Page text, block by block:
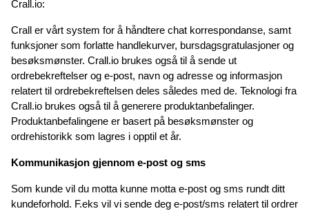
Crall.io:
Crall er vårt system for å håndtere chat korrespondanse, samt
funksjoner som forlatte handlekurver, bursdagsgratulasjoner og
besøksmønster. Crall.io brukes også til å sende ut
ordrebekreftelser og e-post, navn og adresse og informasjon
relatert til ordrebekreftelsen deles således med de. Teknologi fra
Crall.io brukes også til å generere produktanbefalinger.
Produktanbefalingene er basert på besøksmønster og
ordrehistorikk som lagres i opptil et år.
Kommunikasjon gjennom e-post og sms
Som kunde vil du motta kunne motta e-post og sms rundt ditt
kundeforhold. F.eks vil vi sende deg e-post/sms relatert til ordrer